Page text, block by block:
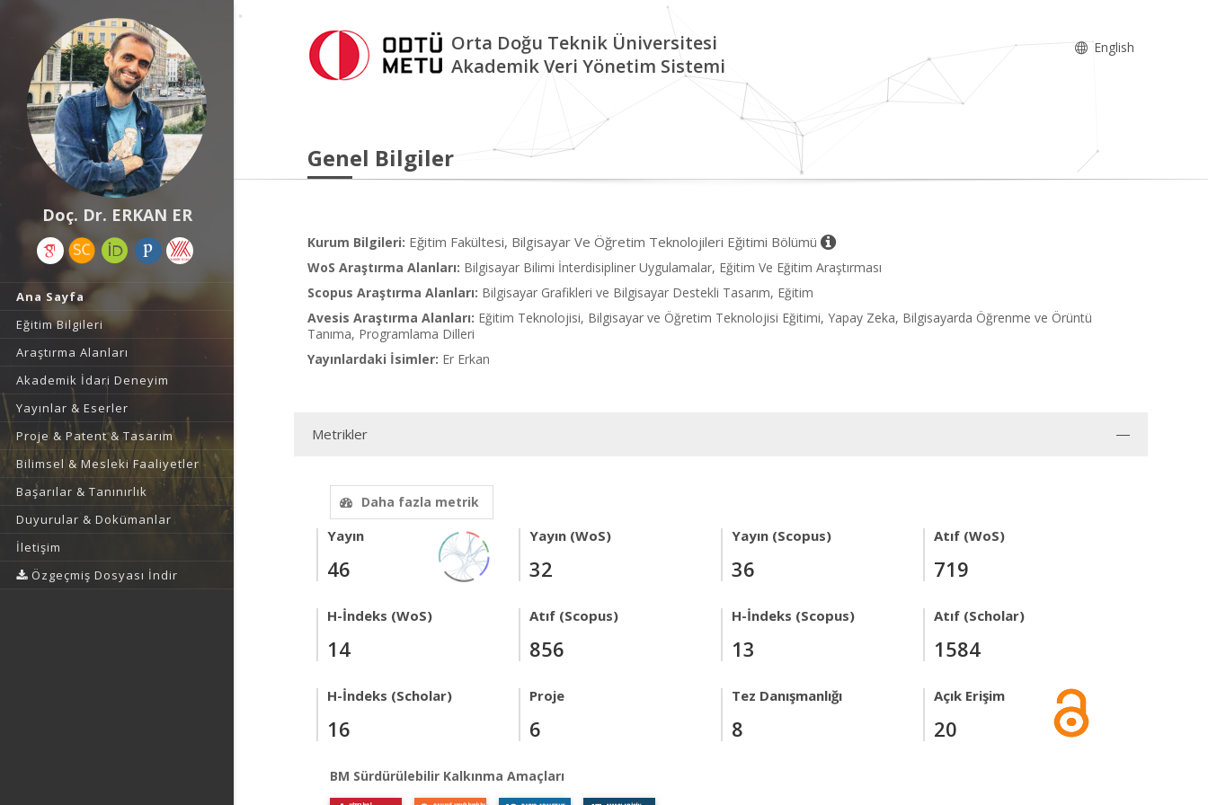
Doç. Dr. ERKAN ER
Ana Sayfa
Eğitim Bilgileri
Araştırma Alanları
Akademik İdari Deneyim
Yayınlar & Eserler
Proje & Patent & Tasarım
Bilimsel & Mesleki Faaliyetler
Başarılar & Tanınırlık
Duyurular & Dokümanlar
İletişim
Özgeçmiş Dosyası İndir
Orta Doğu Teknik Üniversitesi
Akademik Veri Yönetim Sistemi
English
Genel Bilgiler
Kurum Bilgileri: Eğitim Fakültesi, Bilgisayar Ve Öğretim Teknolojileri Eğitimi Bölümü
WoS Araştırma Alanları: Bilgisayar Bilimi İnterdisipliner Uygulamalar, Eğitim Ve Eğitim Araştırması
Scopus Araştırma Alanları: Bilgisayar Grafikleri ve Bilgisayar Destekli Tasarım, Eğitim
Avesis Araştırma Alanları: Eğitim Teknolojisi, Bilgisayar ve Öğretim Teknolojisi Eğitimi, Yapay Zeka, Bilgisayarda Öğrenme ve Örüntü
Tanıma, Programlama Dilleri
Yayınlardaki İsimler: Er Erkan
Metrikler
Daha fazla metrik
Yayın
46
Yayın (WoS)
32
Yayın (Scopus)
36
Atıf (WoS)
719
H-İndeks (WoS)
14
Atıf (Scopus)
856
H-İndeks (Scopus)
13
Atıf (Scholar)
1584
H-İndeks (Scholar)
16
Proje
6
Tez Danışmanlığı
8
Açık Erişim
20
BM Sürdürülebilir Kalkınma Amaçları